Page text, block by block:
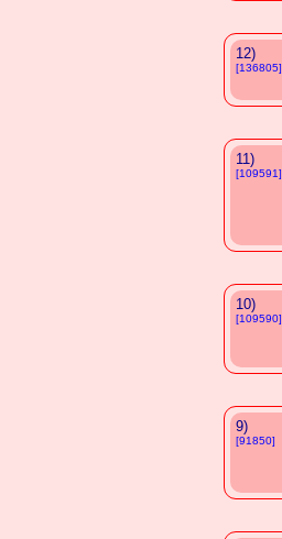
12)
[136805]
11)
[109591]
10)
[109590]
9)
[91850]